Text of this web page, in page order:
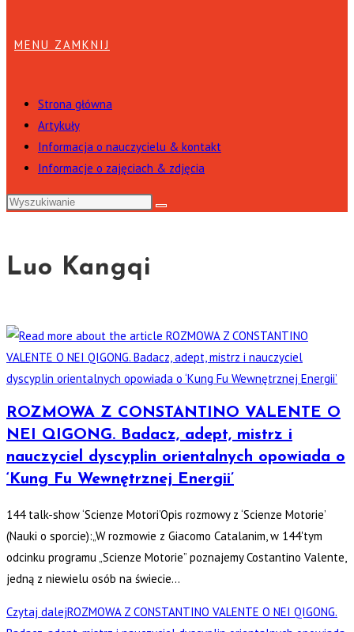
MENU ZAMKNIJ
Strona główna
Artykuły
Informacja o nauczycielu & kontakt
Informacje o zajęciach & zdjęcia
Luo Kangqi
ROZMOWA Z CONSTANTINO VALENTE O
NEI QIGONG. Badacz, adept, mistrz i
nauczyciel dyscyplin orientalnych opowiada o
‘Kung Fu Wewnętrznej Energii’
144 talk-show ‘Scienze Motori’Opis rozmowy z ‘Scienze Motorie’
(Nauki o sporcie):„W rozmowie z Giacomo Catalanim, w 144'tym
odcinku programu „Scienze Motorie” poznajemy Costantino Valente,
jedną z niewielu osób na świecie…
Czytaj dalejROZMOWA Z CONSTANTINO VALENTE O NEI QIGONG.